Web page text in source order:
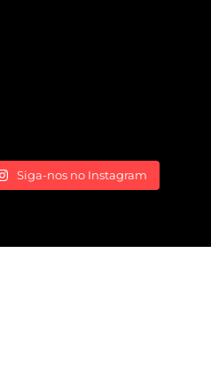
Siga-nos no Instagram